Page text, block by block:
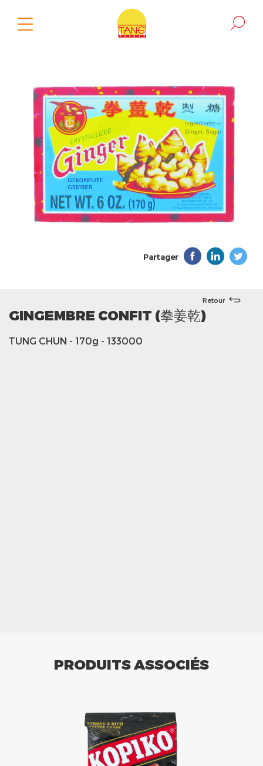
Partager
Retour
GINGEMBRE CONFIT (拳姜乾)
TUNG CHUN - 170g - 133000
PRODUITS ASSOCIÉS